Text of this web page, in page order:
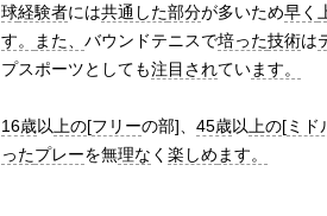
球経験者には共通した部分が多いため早く
す。
また、 バウンドテニスで培った技術は
プスポーツとしても注目されています。
16歳以 上の[フリーの部]、 45歳以 上の[ミド
ったプレーを無理な く 楽しめ ます。